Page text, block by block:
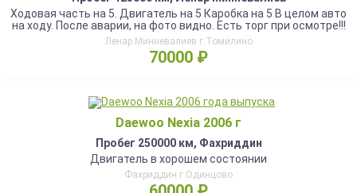
Ходовая часть на 5. Двигатель на 5 Каробка на 5 В целом авто
на ходу. После аварии, на фото видно. Есть торг при осмотре!!!
Ленар Минневалиев г.Томилино
70000 ₽
Daewoo Nexia 2006 г
Пробег 250000 км, Фахриддин
Двигатель в хорошем состоянии
Фахриддин г.Одинцово